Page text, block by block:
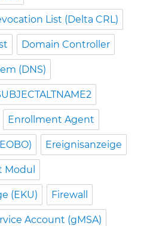
List (Delta CRL)
Domain Controller
(DNS)
Enrollment Agent
Ereignisanzeige
Modul
(EKU) Firewall
Account (gMSA)